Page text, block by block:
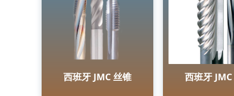
西班牙 JMC 丝锥 西班牙